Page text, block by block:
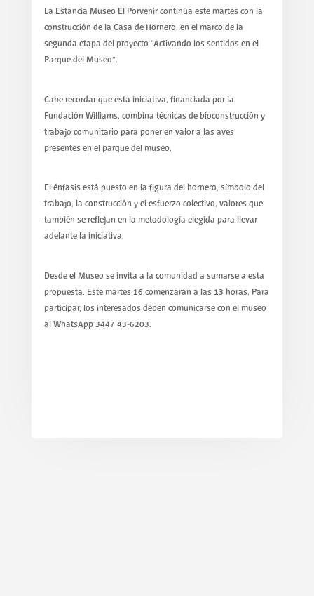
La Estancia Museo El Porvenir continúa este martes con la
construcción de la Casa de Hornero, en el marco de la
segunda etapa del proyecto “Activando los sentidos en el
Parque del Museo”.
Cabe recordar que esta iniciativa, financiada por la
Fundación Williams, combina técnicas de bioconstrucción y
trabajo comunitario para poner en valor a las aves
presentes en el parque del museo.
El énfasis está puesto en la figura del hornero, símbolo del
trabajo, la construcción y el esfuerzo colectivo, valores que
también se reflejan en la metodología elegida para llevar
adelante la iniciativa.
Desde el Museo se invita a la comunidad a sumarse a esta
propuesta. Este martes 16 comenzarán a las 13 horas. Para
participar, los interesados deben comunicarse con el museo
al WhatsApp 3447 43-6203.